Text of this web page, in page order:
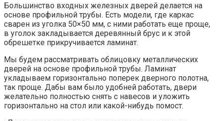
Большинство входных железных дверей делается на
основе профильной трубы. Есть модели, где каркас
сварен из уголка 50×50 мм, с ними работать еще проще,
в уголок закладывается деревянный брус и к этой
обрешетке прикручивается ламинат.
Мы будем рассматривать облицовку металлических
дверей на основе профильной трубы. Ламинат
укладываем горизонтально поперек дверного полотна,
так проще. Дабы вам было удобней работать, двери
желательно полностью снять с навесов и уложить
горизонтально на стол или какой-нибудь помост.